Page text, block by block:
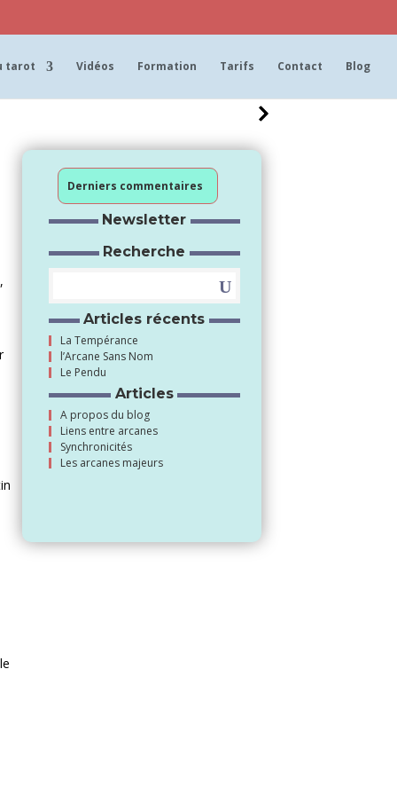
tarot Vidéos Formation Tarifs Contact Blog
Derniers commentaires
Newsletter
Recherche
Articles récents
La Tempérance
l’Arcane Sans Nom
Le Pendu
Articles
A propos du blog
Liens entre arcanes
Synchronicités
Les arcanes majeurs